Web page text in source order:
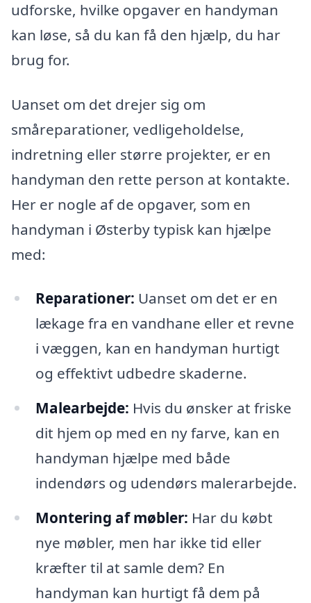
udforske, hvilke opgaver en handyman
kan løse, så du kan få den hjælp, du har
brug for.
Uanset om det drejer sig om
småreparationer, vedligeholdelse,
indretning eller større projekter, er en
handyman den rette person at kontakte.
Her er nogle af de opgaver, som en
handyman i Østerby typisk kan hjælpe
med:
Reparationer: Uanset om det er en
lækage fra en vandhane eller et revne
i væggen, kan en handyman hurtigt
og effektivt udbedre skaderne.
Malearbejde: Hvis du ønsker at friske
dit hjem op med en ny farve, kan en
handyman hjælpe med både
indendørs og udendørs malerarbejde.
Montering af møbler: Har du købt
nye møbler, men har ikke tid eller
kræfter til at samle dem? En
handyman kan hurtigt få dem på